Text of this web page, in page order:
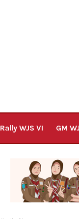
WJS VI GM